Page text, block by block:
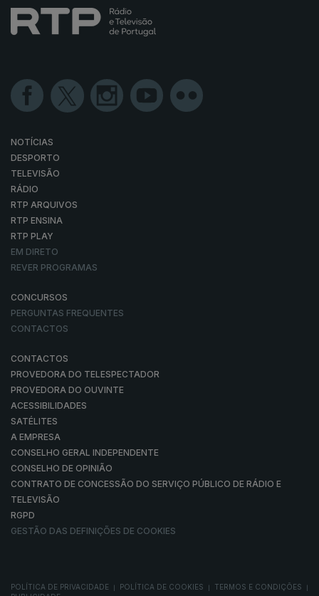
NOTÍCIAS
DESPORTO
TELEVISÃO
RÁDIO
RTP ARQUIVOS
RTP ENSINA
RTP PLAY
EM DIRETO
REVER PROGRAMAS
CONCURSOS
PERGUNTAS FREQUENTES
CONTACTOS
CONTACTOS
PROVEDORA DO TELESPECTADOR
PROVEDORA DO OUVINTE
ACESSIBILIDADES
SATÉLITES
A EMPRESA
CONSELHO GERAL INDEPENDENTE
CONSELHO DE OPINIÃO
CONTRATO DE CONCESSÃO DO SERVIÇO PÚBLICO DE RÁDIO E
TELEVISÃO
RGPD
GESTÃO DAS DEFINIÇÕES DE COOKIES
POLÍTICA DE PRIVACIDADE POLÍTICA DE COOKIES TERMOS E CONDIÇÕES